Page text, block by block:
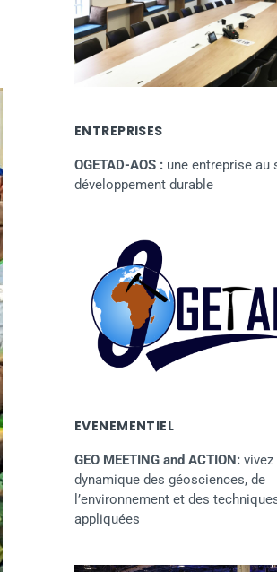
ENTREPRISES
OGETAD-AOS : une entreprise au
développement durable
EVENEMENTIEL
GEO MEETING and ACTION: vivez
dynamique des géosciences, de
l’environnement et des
appliquées